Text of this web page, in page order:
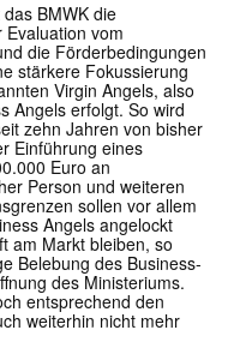
BMWK die
vom
die Förderbedingungen
stärkere Fokussierung
Virgin Angels, also
Angels erfolgt. So wird
zehn Jahren von bisher
Einführung eines
Euro an
Person und weiteren
sollen vor allem
Angels angelockt
am Markt bleiben, so
Belebung des Business-
des Ministeriums.
entsprechend den
weiterhin nicht mehr